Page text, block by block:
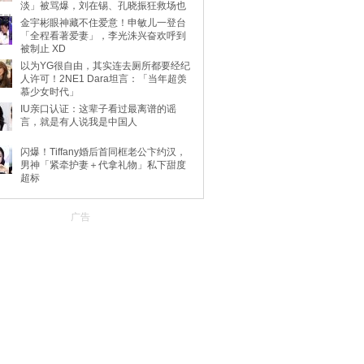
淡」被骂爆，刘在锡、孔晓振狂救场也
动
金宇彬眼神藏不住爱意！申敏儿一登台
「全程看著爱妻」，李光洙兴奋欢呼到
被制止 XD
以为YG很自由，其实连去厕所都要经纪
人许可！2NE1 Dara坦言：「当年超羡
慕少女时代」
IU亲口认证：这辈子看过最离谱的谣
言，就是有人说我是中国人
闪爆！Tiffany婚后首同框老公卞约汉，
男神「紧牵护妻＋代拿礼物」私下甜度
超标
广告